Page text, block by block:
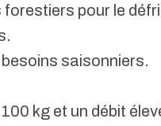
pour le
saisonniers.
kg et un débit